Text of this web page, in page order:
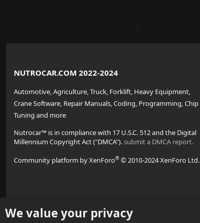
NUTROCAR.COM 2022-2024
Automotive, Agriculture, Truck, Forklift, Heavy Equipment,
Crane Software, Repair Manuals, Coding, Programming, Chip
Tuning and more
Nutrocar™ is in compliance with 17 U.S.C. 512 and the Digital
Millennium Copyright Act ("DMCA").submit a DMCA report.
Community platform by XenForo® © 2010-2024 XenForo Ltd.
We value your privacy